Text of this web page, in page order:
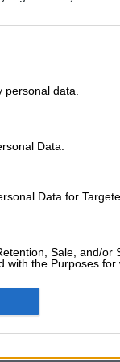
personal data.
Data.
Data for
Sale, and/or
with the Purposes for
Advertise
ABOUT